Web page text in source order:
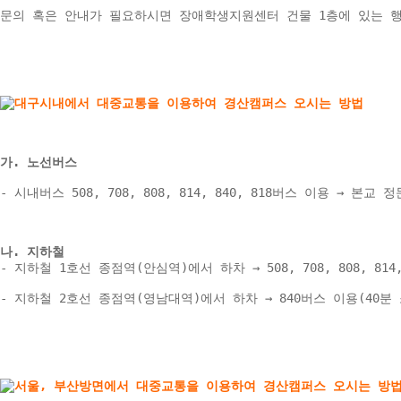
문의 혹은 안내가 필요하시면 장애학생지원센터 건물 1층에 있는
가. 노선버스
- 시내버스 508, 708, 808, 814, 840, 818버스 이용 → 본교
나. 지하철
- 지하철 1호선 종점역(안심역)에서 하차 → 508, 708, 808,
- 지하철 2호선 종점역(영남대역)에서 하차 → 840버스 이용(40